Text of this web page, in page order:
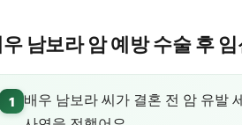
남보라 암 예방 수술 후
1
배우 남보라 씨가 결혼 전 암 유발